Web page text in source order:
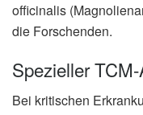
officinalis
die Forschenden.
Spezieller
Bei kritischen